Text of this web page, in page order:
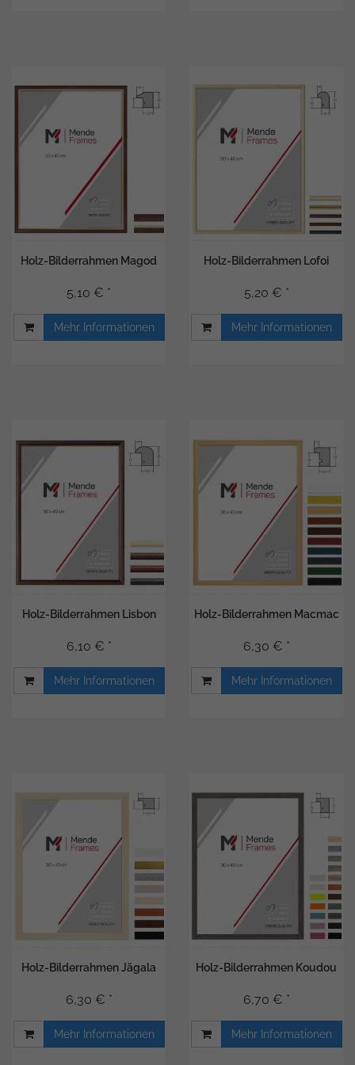
Holz-Bilderrahmen Magod
5,10 € *
Mehr Informationen
Holz-Bilderrahmen Lofoi
5,20 € *
Mehr Informationen
Holz-Bilderrahmen Lisbon
6,10 € *
Mehr Informationen
Holz-Bilderrahmen Macmac
6,30 € *
Mehr Informationen
Holz-Bilderrahmen Jägala
6,30 € *
Mehr Informationen
Holz-Bilderrahmen Koudou
6,70 € *
Mehr Informationen